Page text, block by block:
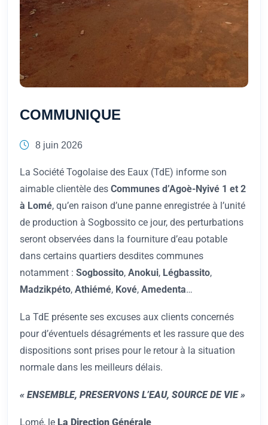
COMMUNIQUE
8 juin 2026
La Société Togolaise des Eaux (TdE) informe son
aimable clientèle des Communes d’Agoè-Nyivé 1 et 2
à Lomé, qu’en raison d’une panne enregistrée à l’unité
de production à Sogbossito ce jour, des perturbations
seront observées dans la fourniture d’eau potable
dans certains quartiers desdites communes
notamment : Sogbossito, Anokui, Légbassito,
Madzikpéto, Athiémé, Kové, Amedenta…
La TdE présente ses excuses aux clients concernés
pour d’éventuels désagréments et les rassure que des
dispositions sont prises pour le retour à la situation
normale dans les meilleurs délais.
« ENSEMBLE, PRESERVONS L’EAU, SOURCE DE VIE »
Lomé, le La Direction Générale